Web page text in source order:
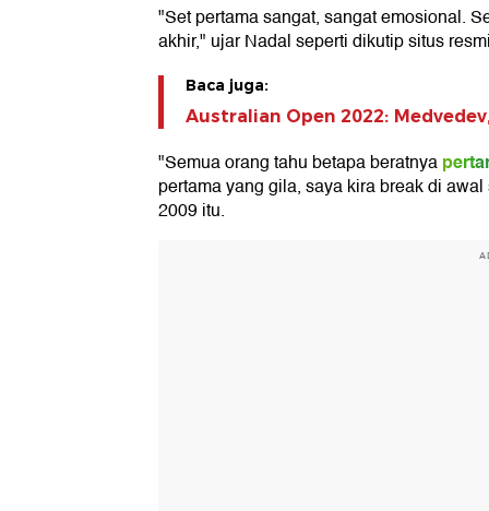
"Set pertama sangat, sangat emosional.
akhir," ujar Nadal seperti dikutip situs
Baca juga:
Australian Open 2022:
"Semua orang tahu betapa beratnya
pertama yang gila, saya kira break di
2009 itu.